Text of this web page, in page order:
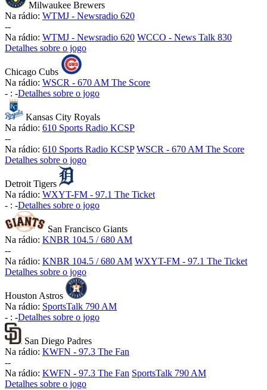
Milwaukee Brewers
Na rádio: WTMJ - Newsradio 620
--
Na rádio: WTMJ - Newsradio 620 WCCO - News Talk 830
Detalhes sobre o jogo
Chicago Cubs
Na rádio: WSCR - 670 AM The Score
- : -Detalhes sobre o jogo
Kansas City Royals
Na rádio: 610 Sports Radio KCSP
--
Na rádio: 610 Sports Radio KCSP WSCR - 670 AM The Score
Detalhes sobre o jogo
Detroit Tigers
Na rádio: WXYT-FM - 97.1 The Ticket
- : -Detalhes sobre o jogo
San Francisco Giants
Na rádio: KNBR 104.5 / 680 AM
--
Na rádio: KNBR 104.5 / 680 AM WXYT-FM - 97.1 The Ticket
Detalhes sobre o jogo
Houston Astros
Na rádio: SportsTalk 790 AM
- : -Detalhes sobre o jogo
San Diego Padres
Na rádio: KWFN - 97.3 The Fan
--
Na rádio: KWFN - 97.3 The Fan SportsTalk 790 AM
Detalhes sobre o jogo